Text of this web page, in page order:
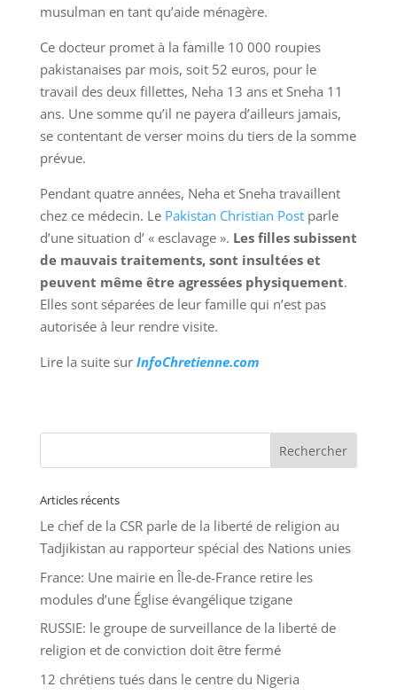
musulman en tant qu’aide ménagère.
Ce docteur promet à la famille 10 000 roupies
pakistanaises par mois, soit 52 euros, pour le
travail des deux fillettes, Neha 13 ans et Sneha 11
ans. Une somme qu’il ne payera d’ailleurs jamais,
se contentant de verser moins du tiers de la somme
prévue.
Pendant quatre années, Neha et Sneha travaillent
chez ce médecin. Le Pakistan Christian Postparle
d’une situation d’ « esclavage ». Les filles subissent
de mauvais traitements, sont insultées et
peuvent même être agressées physiquement.
Elles sont séparées de leur famille qui n’est pas
autorisée à leur rendre visite.
Lire la suite sur InfoChretienne.com
Articles récents
Le chef de la CSR parle de la liberté de religion au
Tadjikistan au rapporteur spécial des Nations unies
France: Une mairie en Île-de-France retire les
modules d’une Église évangélique tzigane
RUSSIE: le groupe de surveillance de la liberté de
religion et de conviction doit être fermé
12 chrétiens tués dans le centre du Nigeria